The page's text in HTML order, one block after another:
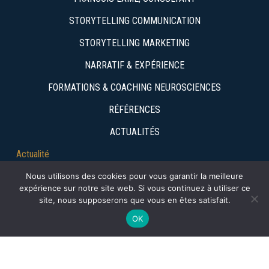
STORYTELLING COMMUNICATION
STORYTELLING MARKETING
NARRATIF & EXPÉRIENCE
FORMATIONS & COACHING NEUROSCIENCES
RÉFÉRENCES
ACTUALITÉS
Actualité
14 JUILLET : QUAND UNE NATION DEVIENT UN
RÉCIT CO...
Nous utilisons des cookies pour vous garantir la meilleure
expérience sur notre site web. Si vous continuez à utiliser ce
site, nous supposerons que vous en êtes satisfait.
OK